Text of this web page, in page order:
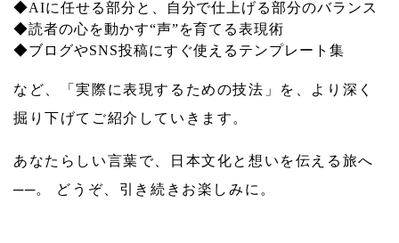
◆AIに任せる部分と、自分で仕上げる部分のバランス
◆読者の心を動かす“声”を育てる表現術
◆ブログやSNS投稿にすぐ使えるテンプレート集
など、「実際に表現するための技法」を、より深く
掘り下げてご紹介していきます。
あなたらしい言葉で、日本文化と想いを伝える旅へ
──。 どうぞ、引き続きお楽しみに。